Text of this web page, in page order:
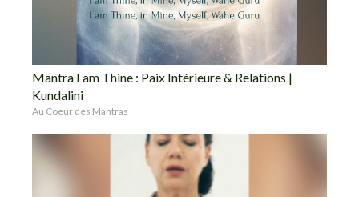
Mantra I am Thine : Paix Intérieure & Relations |
Kundalini
Au Coeur des Mantras